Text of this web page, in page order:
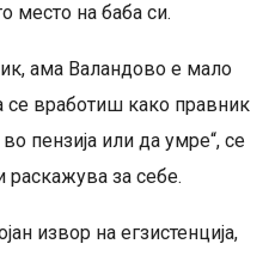
место на баба си.
ама Валандово е мало
се вработиш како правник
пензија или да умре“, се
раскажува за себе.
извор на егзистенција,